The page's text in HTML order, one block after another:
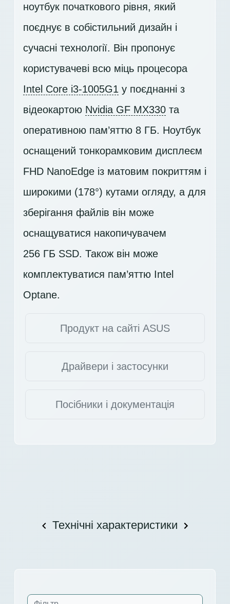
ноутбук початкового рівня, який
поєднує в собістильний дизайн і
сучасні технології. Він пропонує
користувачеві всю міць процесора
Intel Core i3-1005G1 у поєднанні з
відеокартою Nvidia GF MX330 та
оперативною пам’яттю 8 ГБ. Ноутбук
оснащений тонкорамковим дисплеєм
FHD NanoEdge із матовим покриттям і
широкими (178°) кутами огляду, а для
зберігання файлів він може
оснащуватися накопичувачем
256 ГБ SSD. Також він може
комплектуватися пам’яттю Intel
Optane.
Продукт на сайті ASUS
Драйвери і застосунки
Посібники і документація
Технічні характеристики